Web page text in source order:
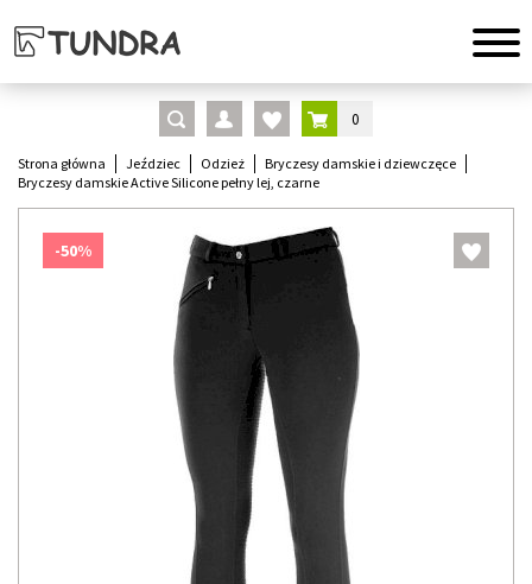
0
Strona główna Jeździec Odzież
Bryczesy damskie i dziewczęce
Bryczesy damskie Active Silicone pełny lej, czarne
-50%